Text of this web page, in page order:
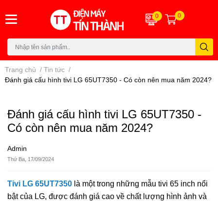
0 0
Trang chủ / Tin tức /
Đánh giá cấu hình tivi LG 65UT7350 - Có còn nên mua năm 2024?
Đánh giá cấu hình tivi LG 65UT7350 -
Có còn nên mua năm 2024?
Admin
Thứ Ba, 17/09/2024
Tivi LG 65UT7350 là một trong những mẫu tivi 65 inch nổi
bật của LG, được đánh giá cao về chất lượng hình ảnh và